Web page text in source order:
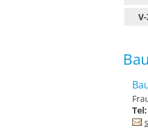
Tel: